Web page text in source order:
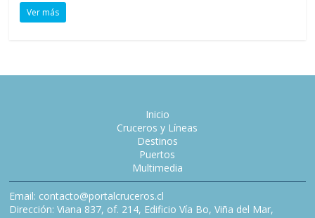
Ver más
Inicio
Cruceros y Líneas
Destinos
Puertos
Multimedia
Email: contacto@portalcruceros.cl
Dirección: Viana 837, of. 214, Edificio Vía Bo, Viña del Mar,